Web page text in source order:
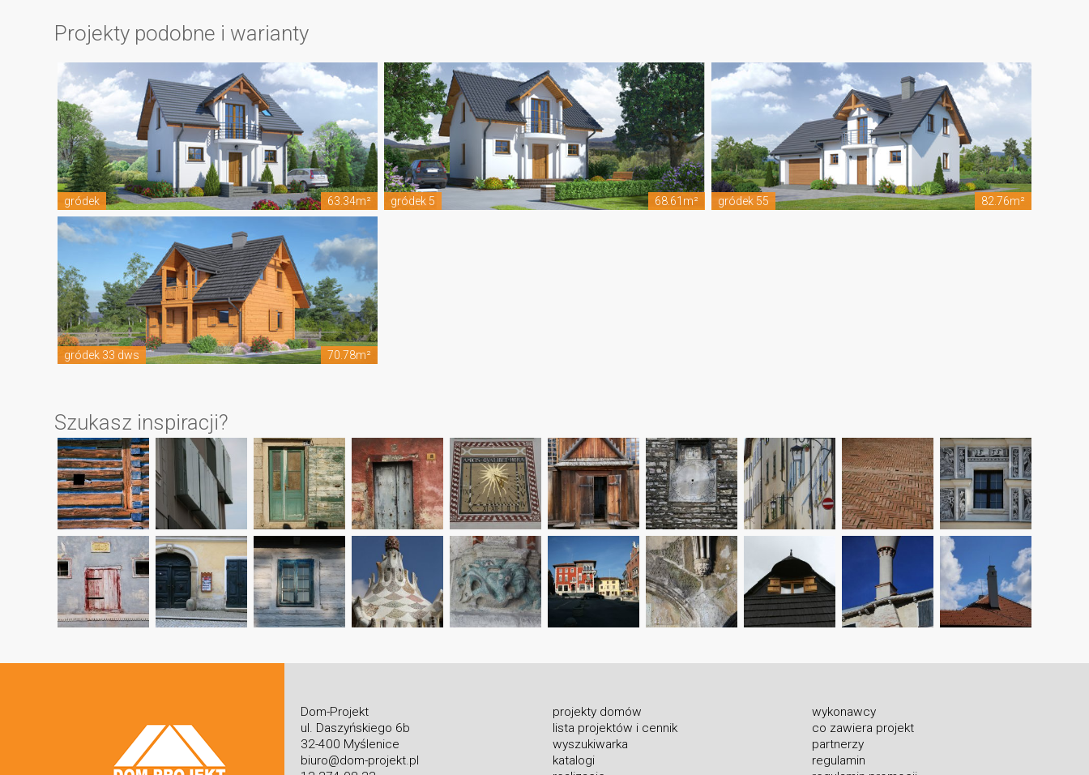
Projekty podobne i warianty
gródek 63.34m² gródek 5 68.61m² gródek 55 82.76m²
gródek 33 dws 70.78m²
Szukasz inspiracji?
Dom-Projekt
ul. Daszyńskiego 6b
32-400 Myślenice
biuro@dom-projekt.pl
projekty domów
lista projektów i cennik
wyszukiwarka
katalogi
wykonawcy
co zawiera projekt
partnerzy
regulamin